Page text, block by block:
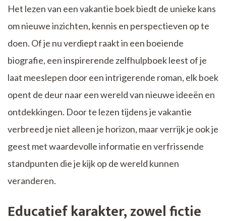
Het lezen van een vakantie boek biedt de unieke kans
om nieuwe inzichten, kennis en perspectieven op te
doen. Of je nu verdiept raakt in een boeiende
biografie, een inspirerende zelfhulpboek leest of je
laat meeslepen door een intrigerende roman, elk boek
opent de deur naar een wereld van nieuwe ideeën en
ontdekkingen. Door te lezen tijdens je vakantie
verbreed je niet alleen je horizon, maar verrijk je ook je
geest met waardevolle informatie en verfrissende
standpunten die je kijk op de wereld kunnen
veranderen.
Educatief karakter, zowel fictie